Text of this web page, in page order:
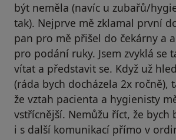
být neměla (navíc u zubařů/
tak). Nejprve mě zklamal první
pan pro mě přišel do čekárny a
pro podání ruky. Jsem zvyklá se
vítat a představit se. Když už
(ráda bych docházela 2x ročně),
že vztah pacienta a hygienisty
vstřícnější. Nemůžu říct, že bych
i s další komunikací přímo v